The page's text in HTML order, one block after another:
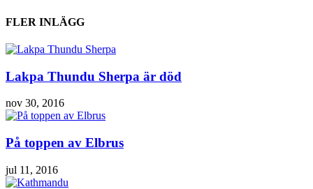
FLER INLÄGG
Lakpa Thundu Sherpa är död
nov 30, 2016
På toppen av Elbrus
jul 11, 2016